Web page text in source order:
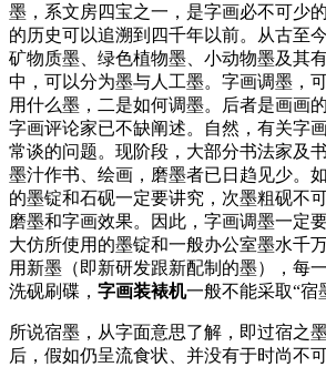
墨，系文房四宝之一，是字画必不可少
的历史可以追溯到四千年以前。从古至
矿物质墨、绿色植物墨、小动物墨及其
中，可以分为墨与人工墨。字画调墨，
用什么墨，二是如何调墨。后者是画画
字画评论家已不缺阐述。自然，有关字
常谈的问题。现阶段，大部分书法家及
墨汁作书、绘画，磨墨者已日趋见少。
的墨锭和石砚一定要讲究，次墨粗砚不
磨墨和字画效果。因此，字画调墨一定
大仿所使用的墨锭和一般办公室墨水千
用新墨（即新研发跟新配制的墨），每
洗砚刷碟， 字画装裱机一般不能采取“宿
所说宿墨，从字面意思了解，即过宿之
后，假如仍呈流食状、并没有于时尚不